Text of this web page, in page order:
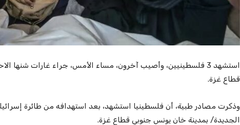
استشهد 3 فلسطينيين، وأصيب آخرون، مساء الأمس، جراء غارات شنها
قطاع غزة.
وذكرت مصادر طبية، أن فلسطينيا استشهد، بعد استهدافه من طائرة
الجديدة/ بمدينة خان يونس جنوبي قطاع غزة.